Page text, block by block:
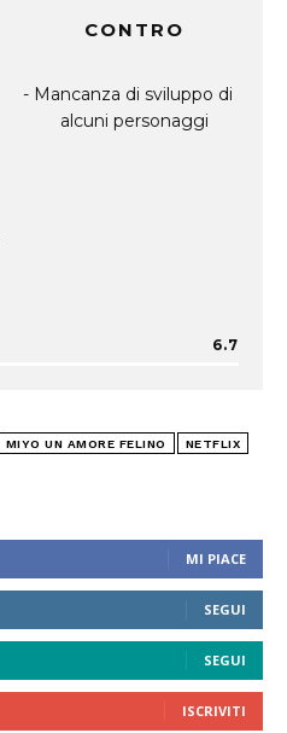
MI PIACE
SEGUI
SEGUI
ISCRIVITI
6.7
CONTRO
Mancanza di sviluppo di
alcuni personaggi
MIYO UN AMORE FELINO NETFLIX